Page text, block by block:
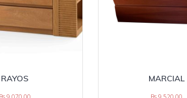
RAYOS MARCIAL